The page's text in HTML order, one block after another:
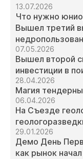
13.07.2026
Что нужно
Вышел третий
07.05.2026
Вышел второй
инвестиции в
28.04.2026
Магия
06.04.2026
На Съезде
29.01.2026
Демо День
как рынок